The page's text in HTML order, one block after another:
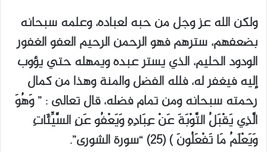
ولكن الله عز وجل من حبه لعباده، وعلمه سبحانه
بضعفهم، سترهم فهو الرحمن الرحيم العفو الغفور
الودود الحليم، الذي يستر عبده ويمهله حتي يؤوب
إليه فيغفر له، فلله الفضل والمنة وهذا من كمال
رحمته سبحانه ومن تمام فضله، قال تعالى : ” وَهُوَ
الَّذِي يَقْبَلُ التَّوْبَةَ عَنْ عِبَادِهِ وَيَعْفُو عَنِ السَّيِّئَاتِ
وَيَعْلَمُ مَا تَفْعَلُونَ ) (25) “سورة الشورى”.